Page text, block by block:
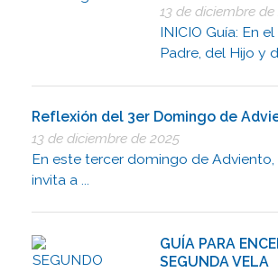
13 de diciembre de
INICIO Guía: En
Padre, del Hijo y
Reflexión del 3er Domingo de
13 de diciembre de 2025
En este tercer domingo de Adviento,
invita a ...
GUÍA PARA
SEGUNDA VELA